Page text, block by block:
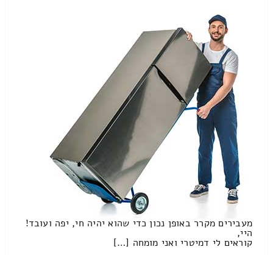
מעבירים מקרר באופן נכון כדי שהוא יהיה חי, יפה ועובד!
היי,
קוראים לי דמיטרי ואני מומחה […]